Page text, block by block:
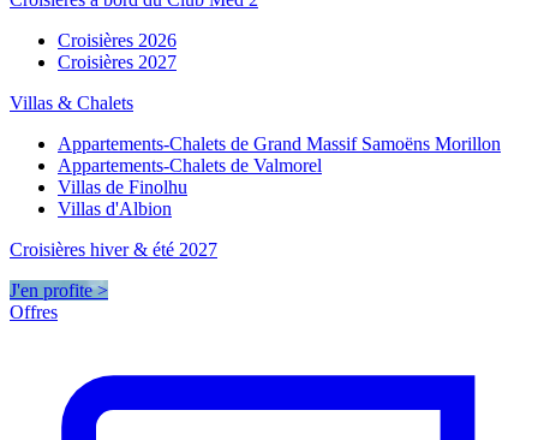
Croisières 2026
Croisières 2027
Villas & Chalets
Appartements-Chalets de Grand Massif Samoëns Morillon
Appartements-Chalets de Valmorel
Villas de Finolhu
Villas d'Albion
Croisières hiver & été 2027
J'en profite >
Offres